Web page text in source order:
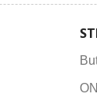
ON